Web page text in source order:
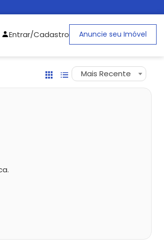
Entrar/Cadastro Anuncie seu Imóvel
Mais Recente